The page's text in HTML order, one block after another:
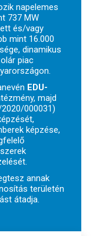
napelemes
737 MW
és/vagy
mint 16.000
dinamikus
piac
EDU-
majd
000031)
képzése,
annak
területén
átadja.